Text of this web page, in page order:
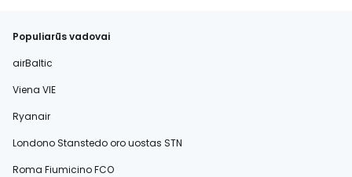
Populiarūs vadovai
airBaltic
Viena VIE
Ryanair
Londono Stanstedo oro uostas STN
Roma Fiumicino FCO